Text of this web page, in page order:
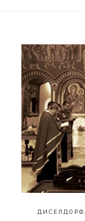
ДИСЕЛДОРФ